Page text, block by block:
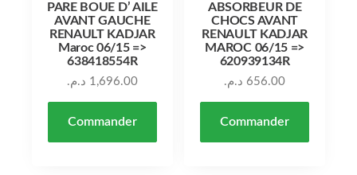
PARE BOUE D’ AILE
AVANT GAUCHE
RENAULT KADJAR
Maroc 06/15 =>
638418554R
1,696.00 د.م.
Commander
ABSORBEUR DE
CHOCS AVANT
RENAULT KADJAR
MAROC 06/15 =>
620939134R
656.00 د.م.
Commander